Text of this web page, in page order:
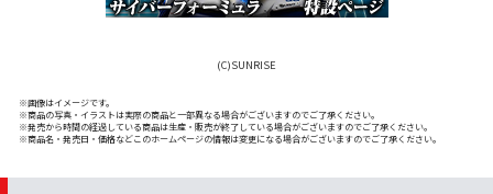
(C)SUNRISE
※画像はイメージです。
※商品の写真・イラストは実際の商品と一部異なる場合がございますのでご了承ください。
※発売から時間の経過している商品は生産・販売が終了している場合がございますのでご了承ください。
※商品名・発売日・価格などこのホームページの情報は変更になる場合がございますのでご了承ください。